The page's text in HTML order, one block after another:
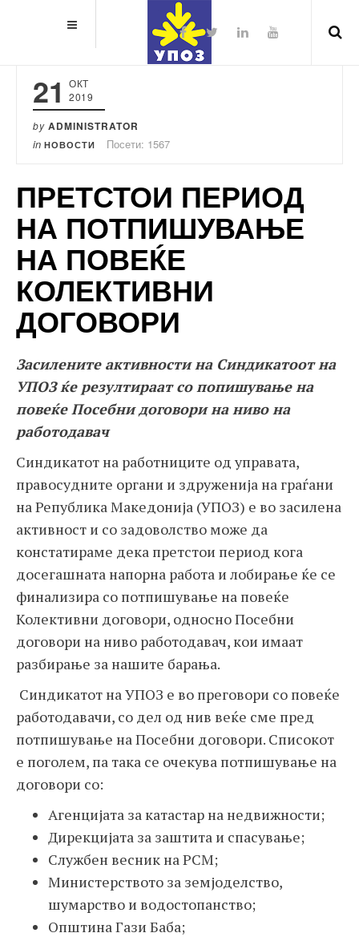
21
ОКТ
2019
by ADMINISTRATOR
in НОВОСТИ Посети: 1567
ПРЕТСТОИ ПЕРИОД
НА ПОТПИШУВАЊЕ
НА ПОВЕЌЕ
КОЛЕКТИВНИ
ДОГОВОРИ
Засилените активности на Синдикатоот на
УПОЗ ќе резултираат со попишување на
повеќе Посебни договори на ниво на
работодавач
Синдикатот на работниците од управата,
правосудните органи и здруженија на граѓани
на Република Македонија (УПОЗ) е во засилена
активност и со задоволство може да
констатираме дека претстои период кога
досегашната напорна работа и лобирање ќе се
финализира со потпишување на повеќе
Колективни договори, односно Посебни
договори на ниво работодавач, кои имаат
разбирање за нашите барања.
Синдикатот на УПОЗ е во преговори со повеќе
работодавачи, со дел од нив веќе сме пред
потпишување на Посебни договори. Списокот
е поголем, па така се очекува потпишување на
договори со:
Агенцијата за катастар на недвижности;
Дирекцијата за заштита и спасување;
Службен весник на РСМ;
Министерството за земјоделство,
шумарство и водостопанство;
Општина Гази Баба;